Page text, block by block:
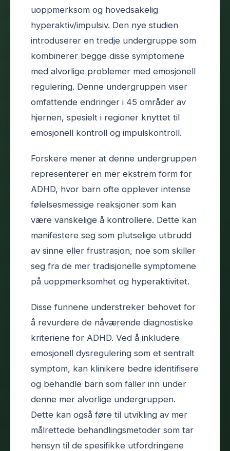
uoppmerksom og hovedsakelig
hyperaktiv/impulsiv. Den nye studien
introduserer en tredje undergruppe som
kombinerer begge disse symptomene
med alvorlige problemer med emosjonell
regulering. Denne undergruppen viser
omfattende endringer i 45 områder av
hjernen, spesielt i regioner knyttet til
emosjonell kontroll og impulskontroll.
Forskere mener at denne undergruppen
representerer en mer ekstrem form for
ADHD, hvor barn ofte opplever intense
følelsesmessige reaksjoner som kan
være vanskelige å kontrollere. Dette kan
manifestere seg som plutselige utbrudd
av sinne eller frustrasjon, noe som skiller
seg fra de mer tradisjonelle symptomene
på uoppmerksomhet og hyperaktivitet.
Disse funnene understreker behovet for
å revurdere de nåværende diagnostiske
kriteriene for ADHD. Ved å inkludere
emosjonell dysregulering som et sentralt
symptom, kan klinikere bedre identifisere
og behandle barn som faller inn under
denne mer alvorlige undergruppen.
Dette kan også føre til utvikling av mer
målrettede behandlingsmetoder som tar
hensyn til de spesifikke utfordringene